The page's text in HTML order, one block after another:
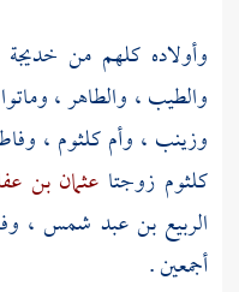
وأولاده كلهم من خديجة
والطيب ، والطاهر ،
وزينب ، وأم كلثوم ،
كلثوم زوجتا عثمان بن
الربيع بن عبد شمس ،
أجمعين .